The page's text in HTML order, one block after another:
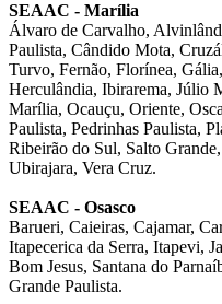
SEAAC - Marília
Álvaro de Carvalho,
Paulista, Cândido Mota,
Turvo, Fernão, Florínea,
Herculândia, Ibirarema, Júlio
Marília, Ocauçu, Oriente,
Paulista, Pedrinhas Paulista,
Ribeirão do Sul, Salto
Ubirajara, Vera Cruz.
SEAAC - Osasco
Barueri, Caieiras, Cajamar,
Itapecerica da Serra, Itapevi,
Bom Jesus, Santana do
Grande Paulista.